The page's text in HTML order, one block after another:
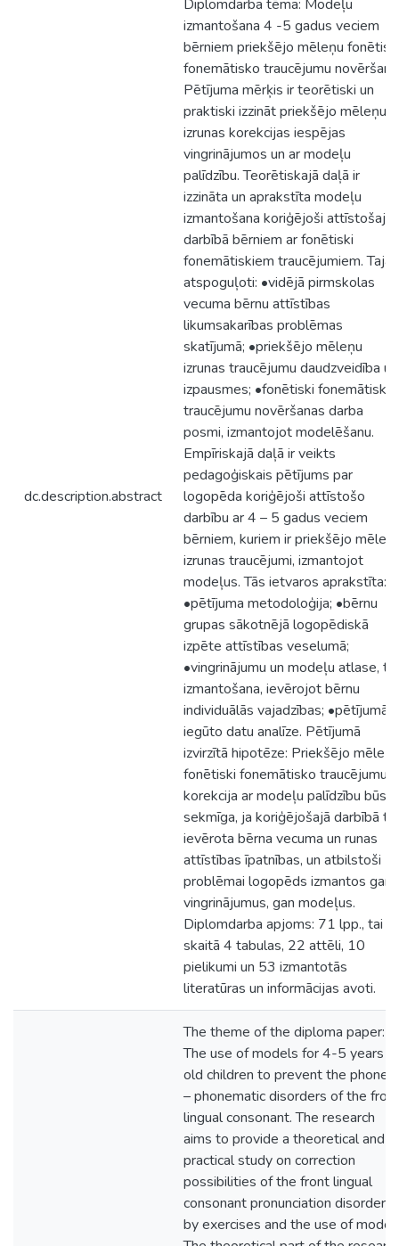
dc.description.abstract
Diplomdarba tēma: Modeļu
izmantošana 4 -5 gadus veciem
bērniem priekšējo mēleņu fonētiski
fonemātisko traucējumu
Pētījuma mērķis ir teorētiski un
praktiski izzināt priekšējo mēleņu
izrunas korekcijas iespējas
vingrinājumos un ar modeļu
palīdzību. Teorētiskajā daļā ir
izzināta un aprakstīta modeļu
izmantošana koriģējoši attīstošajā
darbībā bērniem ar fonētiski
fonemātiskiem traucējumiem. Tajā
atspoguļoti: •vidējā pirmskolas
vecuma bērnu attīstības
likumsakarības problēmas
skatījumā; •priekšējo mēleņu
izrunas traucējumu daudzveidība un
izpausmes; •fonētiski fonemātisko
traucējumu novēršanas darba
posmi, izmantojot modelēšanu.
Empīriskajā daļā ir veikts
pedagoģiskais pētījums par
logopēda koriģējoši attīstošo
darbību ar 4 – 5 gadus veciem
bērniem, kuriem ir priekšējo
izrunas traucējumi, izmantojot
modeļus. Tās ietvaros aprakstīta:
•pētījuma metodoloģija; •bērnu
grupas sākotnējā logopēdiskā
izpēte attīstības veselumā;
•vingrinājumu un modeļu atlase, to
izmantošana, ievērojot bērnu
individuālās vajadzības; •pētījumā
iegūto datu analīze. Pētījumā
izvirzītā hipotēze: Priekšējo mēleņu
fonētiski fonemātisko traucējumu
korekcija ar modeļu palīdzību būs
sekmīga, ja koriģējošajā darbībā
ievērota bērna vecuma un runas
attīstības īpatnības, un atbilstoši
problēmai logopēds izmantos gan
vingrinājumus, gan modeļus.
Diplomdarba apjoms: 71 lpp., tai
skaitā 4 tabulas, 22 attēli, 10
pielikumi un 53 izmantotās
literatūras un informācijas avoti.
The theme of the diploma paper:
The use of models for 4-5 years
old children to prevent the
– phonematic disorders of the front
lingual consonant. The research
aims to provide a theoretical and
practical study on correction
possibilities of the front lingual
consonant pronunciation disorders
by exercises and the use of